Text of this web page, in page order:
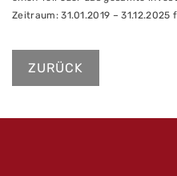
Zeitraum: 31.01.2019 – 31.12.2025
ZURÜCK